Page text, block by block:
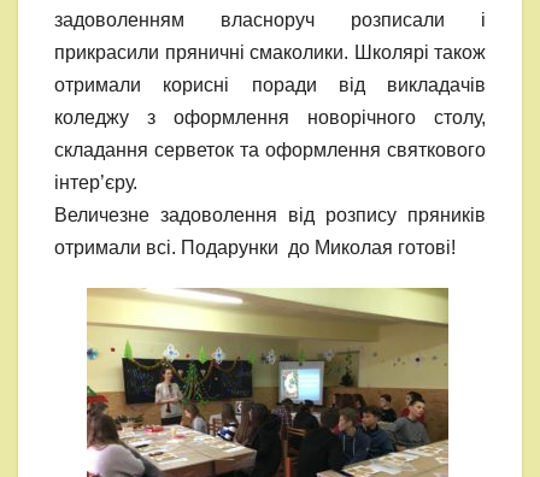
задоволенням власноруч розписали і
прикрасили пряничні смаколики. Школярі також
отримали корисні поради від викладачів
коледжу з оформлення новорічного столу,
складання серветок та оформлення святкового
інтер’єру.
Величезне задоволення від розпису пряників
отримали всі. Подарунки до Миколая готові!